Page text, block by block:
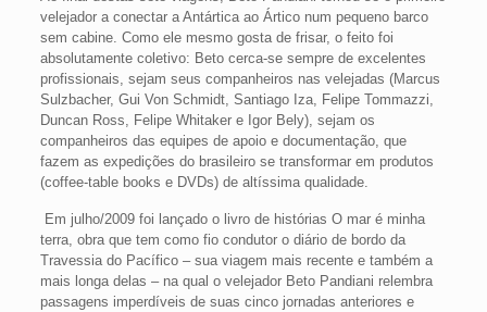
velejador a conectar a Antártica ao Ártico num pequeno barco
sem cabine. Como ele mesmo gosta de frisar, o feito foi
absolutamente coletivo: Beto cerca-se sempre de excelentes
profissionais, sejam seus companheiros nas velejadas (Marcus
Sulzbacher, Gui Von Schmidt, Santiago Iza, Felipe Tommazzi,
Duncan Ross, Felipe Whitaker e Igor Bely), sejam os
companheiros das equipes de apoio e documentação, que
fazem as expedições do brasileiro se transformar em produtos
(coffee-table books e DVDs) de altíssima qualidade.
Em julho/2009 foi lançado o livro de histórias O mar é minha
terra, obra que tem como fio condutor o diário de bordo da
Travessia do Pacífico – sua viagem mais recente e também a
mais longa delas – na qual o velejador Beto Pandiani relembra
passagens imperdíveis de suas cinco jornadas anteriores e